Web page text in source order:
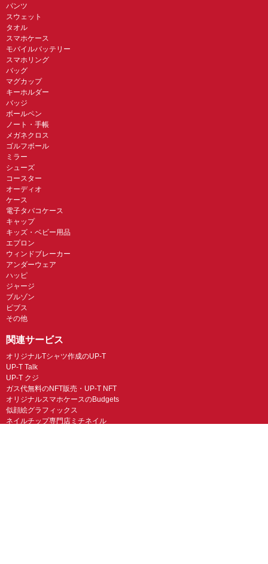
パンツ
スウェット
タオル
スマホケース
モバイルバッテリー
スマホリング
バッグ
マグカップ
キーホルダー
バッジ
ボールペン
ノート・手帳
メガネクロス
ゴルフボール
ミラー
シューズ
コースター
オーディオ
ケース
電子タバコケース
キャップ
キッズ・ベビー用品
エプロン
ウィンドブレーカー
アンダーウェア
ハッピ
ジャージ
ブルゾン
ビブス
その他
関連サービス
オリジナルTシャツ作成のUP-T
UP-T Talk
UP-T クジ
ガス代無料のNFT販売・UP-T NFT
オリジナルスマホケースのBudgets
似顔絵グラフィックス
ネイルチップ専門店ミチネイル